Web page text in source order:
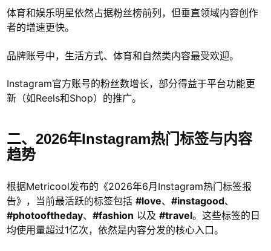
体育和娱乐明星依然占据粉丝榜前列，但垂直领域内容创作
者的增速更快。
品牌账号中，生活方式、体育和自然类内容最受欢迎。
Instagram官方账号的粉丝数增长，部分得益于平台功能更
新（如Reels和Shop）的推广。
二、2026年Instagram热门标签与内容
趋势
根据Metricool发布的《2026年6月Instagram热门标签报
告》，当前最活跃的标签包括 #love、 #instagood、
#photooftheday、 #fashion 以及 #travel。这些标签的日
均使用量超过1亿次，依然是内容分发的核心入口。